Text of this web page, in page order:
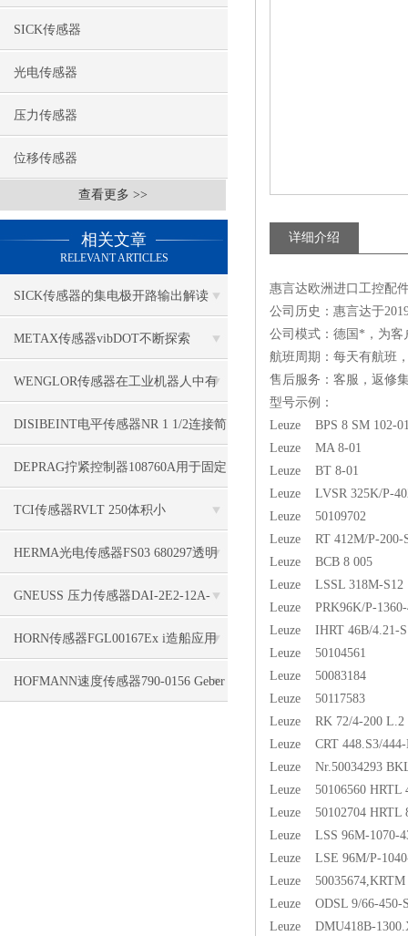
SICK传感器
光电传感器
压力传感器
位移传感器
查看更多 >>
相关文章
RELEVANT ARTICLES
SICK传感器的集电极开路输出解读
METAX传感器vibDOT不断探索
SGD185-1
WENGLOR传感器在工业机器人中有
哪些应用？
DISIBEINT电平传感器NR 1 1/2连接简
单
DEPRAG拧紧控制器108760A用于固定
应用
TCI传感器RVLT 250体积小
HERMA光电传感器FS03 680297透明
标签使用
GNEUSS 压力传感器DAI-2E2-12A-
B50Z-S0-F5-R-W-6P支持
HORN传感器FGL00167Ex i造船应用
HOFMANN速度传感器790-0156 Geber
详细介绍
惠言达欧洲进口工控配
公司历史：惠言达于
公司模式：德国*，为客
航班周期：每天有航班
售后服务：客服，返修
型号示例：
Leuze BPS 8 SM 102-
Leuze MA 8-01
Leuze BT 8-01
Leuze LVSR 325K/P-
Leuze 50109702
Leuze RT 412M/P-200-
Leuze BCB 8 005
Leuze LSSL 318M-S12
Leuze PRK96K/P-1360-
Leuze IHRT 46B/4.21-
Leuze 50104561
Leuze 50083184
Leuze 50117583
Leuze RK 72/4-200 L.2
Leuze CRT 448.S3/444-
Leuze Nr.50034293
Leuze 50106560 HRTL
Leuze 50102704 HRTL
Leuze LSS 96M-1070-
Leuze LSE 96M/P-
Leuze 50035674,KRTM
Leuze ODSL 9/66-450-
Leuze DMU418B-